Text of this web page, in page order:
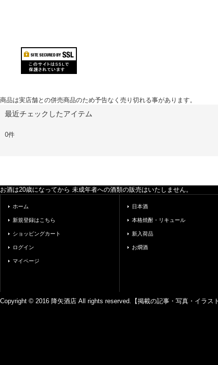
商品は実店舗との併売商品のため予告なく売り切れる事があります。
最近チェックしたアイテム
0件
お酒は20歳になってから 未成年者への酒類の販売はいたしません。
ホーム
新規登録はこちら
ショッピングカート
ログイン
マイページ
日本酒
本格焼酎・リキュール
新入荷品
お燗酒
Copyright © 2016 降矢酒店 All rights reserved.【掲載の記事・写真・イラス